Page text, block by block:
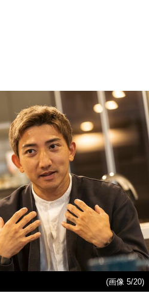
(画像 5/20)